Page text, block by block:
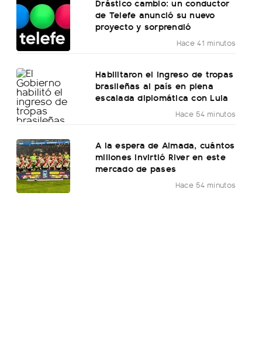
Drástico cambio: un conductor
de Telefe anunció su nuevo
proyecto y sorprendió
Hace 41 minutos
Habilitaron el ingreso de tropas
brasileñas al país en plena
escalada diplomática con Lula
Hace 54 minutos
A la espera de Almada, cuántos
millones invirtió River en este
mercado de pases
Hace 54 minutos